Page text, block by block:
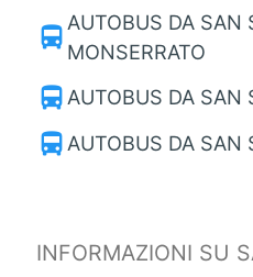
directions_bus AUTOBUS DA SAN
MONSERRATO
directions_bus AUTOBUS DA SAN
directions_bus AUTOBUS DA SAN
INFORMAZIONI SU